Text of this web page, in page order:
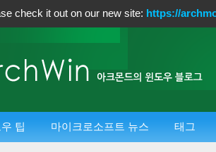
check it out on our new site: https://
팁 마이크로소프트 뉴스 태그